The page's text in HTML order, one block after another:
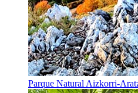
Parque Natural Aizkorri-